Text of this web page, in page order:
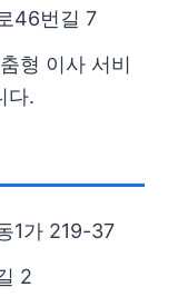
46번길 7
형 이사 서비
다.
1가 219-37
2